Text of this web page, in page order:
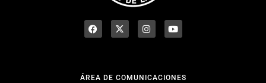
ÁREA DE COMUNICACIONES